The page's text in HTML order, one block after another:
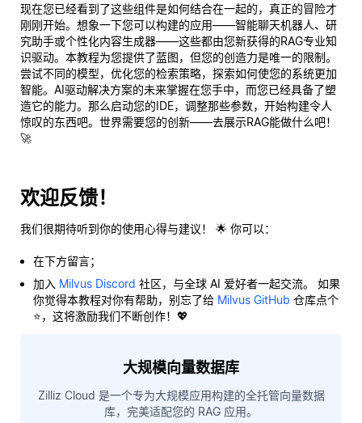
现在您已经看到了这些组件是如何结合在一起的，真正的冒险才
刚刚开始。想象一下您可以构建的应用——智能聊天机器人、研
究助手或个性化内容生成器——这些都由您新获得的RAG专业知
识驱动。本教程为您提供了蓝图，但您的创造力是唯一的限制。
尝试不同的模型，优化您的检索策略，探索如何使您的系统更加
智能。AI驱动解决方案的未来掌握在您手中，而您已经具备了塑
造它的能力。那么启动您的IDE，调整那些参数，开始构建令人
惊叹的东西吧。世界需要您的创新——去展示RAG能做什么吧！
🚀
欢迎反馈！
我们很期待听到你的使用心得与建议！ 🌟 你可以：
在下方留言；
加入 Milvus Discord 社区，与全球 AI 爱好者一起交流。 如果
你觉得本教程对你有帮助，别忘了给 Milvus GitHub 仓库点个
⭐，这将激励我们不断创作！💖
大规模向量数据库
Zilliz Cloud 是一个专为大规模应用构建的全托管向量数据
库，完美适配您的 RAG 应用。